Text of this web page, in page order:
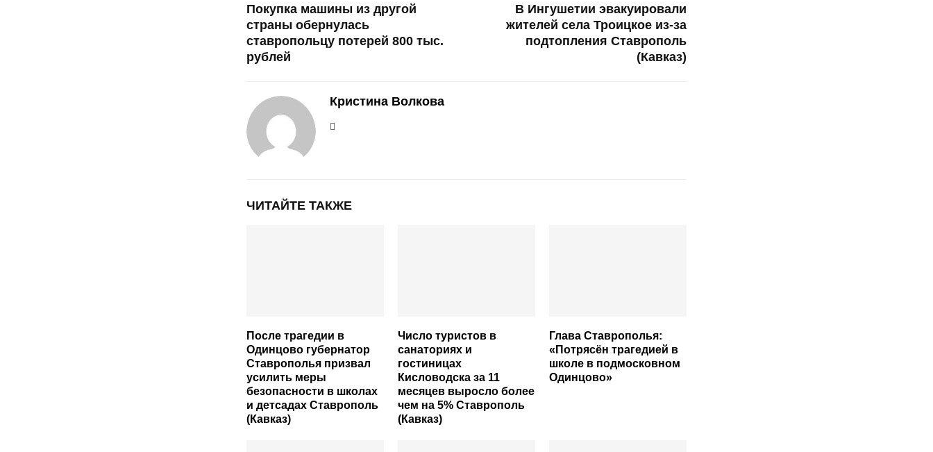
Покупка машины из другой
страны обернулась
ставропольцу потерей 800 тыс.
рублей
В Ингушетии эвакуировали
жителей села Троицкое из-за
подтопления Ставрополь
(Кавказ)
Кристина Волкова
ЧИТАЙТЕ ТАКЖЕ
После трагедии в
Одинцово губернатор
Ставрополья призвал
усилить меры
безопасности в школах
и детсадах Ставрополь
(Кавказ)
Число туристов в
санаториях и
гостиницах
Кисловодска за 11
месяцев выросло более
чем на 5% Ставрополь
(Кавказ)
Глава Ставрополья:
«Потрясён трагедией в
школе в подмосковном
Одинцово»